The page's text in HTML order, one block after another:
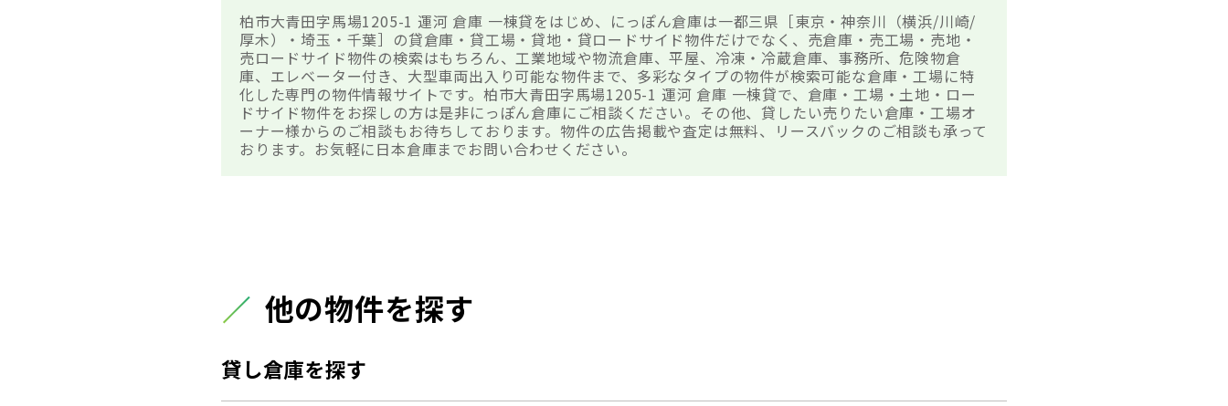
柏市大青田字馬場1205-1 運河 倉庫 一棟貸をはじめ、にっぽん倉庫は一都三県［東京・神奈川（横浜/川崎/
厚木）・埼玉・千葉］の貸倉庫・貸工場・貸地・貸ロードサイド物件だけでなく、売倉庫・売工場・売地・
売ロードサイド物件の検索はもちろん、工業地域や物流倉庫、平屋、冷凍・冷蔵倉庫、事務所、危険物倉
庫、エレベーター付き、大型車両出入り可能な物件まで、多彩なタイプの物件が検索可能な倉庫・工場に特
化した専門の物件情報サイトです。柏市大青田字馬場1205-1 運河 倉庫 一棟貸で、倉庫・工場・土地・ロー
ドサイド物件をお探しの方は是非にっぽん倉庫にご相談ください。その他、貸したい売りたい倉庫・工場オ
ーナー様からのご相談もお待ちしております。物件の広告掲載や査定は無料、リースバックのご相談も承って
おります。お気軽に日本倉庫までお問い合わせください。
他の物件を探す
貸し倉庫を探す